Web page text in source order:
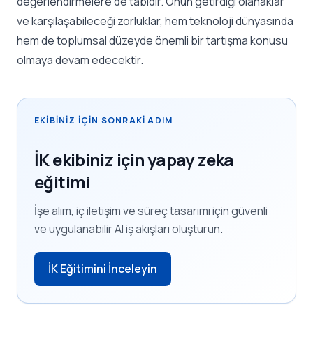
ve karşılaşabileceği zorluklar, hem teknoloji dünyasında
hem de toplumsal düzeyde önemli bir tartışma konusu
olmaya devam edecektir.
EKIBINIZ IÇIN SONRAKI ADIM
İK ekibiniz için yapay zeka
eğitimi
İşe alım, iç iletişim ve süreç tasarımı için güvenli
ve uygulanabilir AI iş akışları oluşturun.
İK Eğitimini İnceleyin